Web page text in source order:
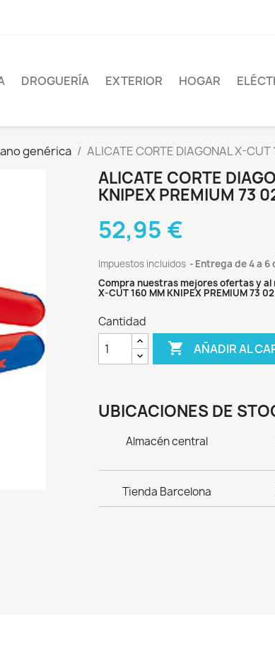
DROGUERÍA EXTERIOR HOGAR
genérica ALICATE CORTE DIAGONAL X-
ALICATE CORTE
KNIPEX PREMIUM 73
52,95 €
Impuestos incluidos
Entrega de 4 a
Compra nuestras mejores ofertas y al
X-CUT 160 MM KNIPEX PREMIUM 73
Cantidad
 AÑADIR AL
UBICACIONES DE
Almacén central
Tienda Barcelona